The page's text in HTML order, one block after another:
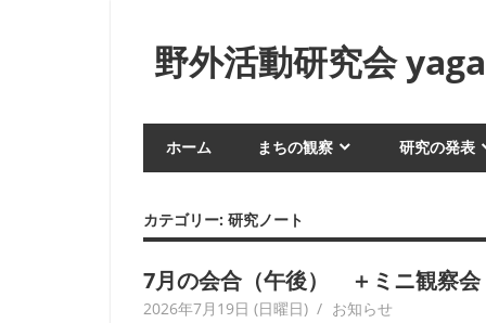
野外活動研究会
近
な
や
俗
を
ホーム まちの観察 研究の発表
カテゴリー: 研究ノート
7月の会合（午後） ＋ミニ観察
2026年7月19日 (日曜日) yagaiken
お知らせ